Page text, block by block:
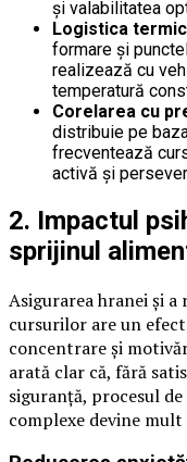
și valabilitatea
Logistica
formare și
realizează cu
temperatură
Corelarea cu
distribuie pe
frecventează
activă și
2. Impactul
sprijinul
Asigurarea hranei și a
cursurilor are un
concentrare și
arată clar că, fără
siguranță, procesul
complexe devine